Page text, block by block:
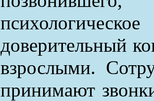
доверительный
взрослыми.
принимают